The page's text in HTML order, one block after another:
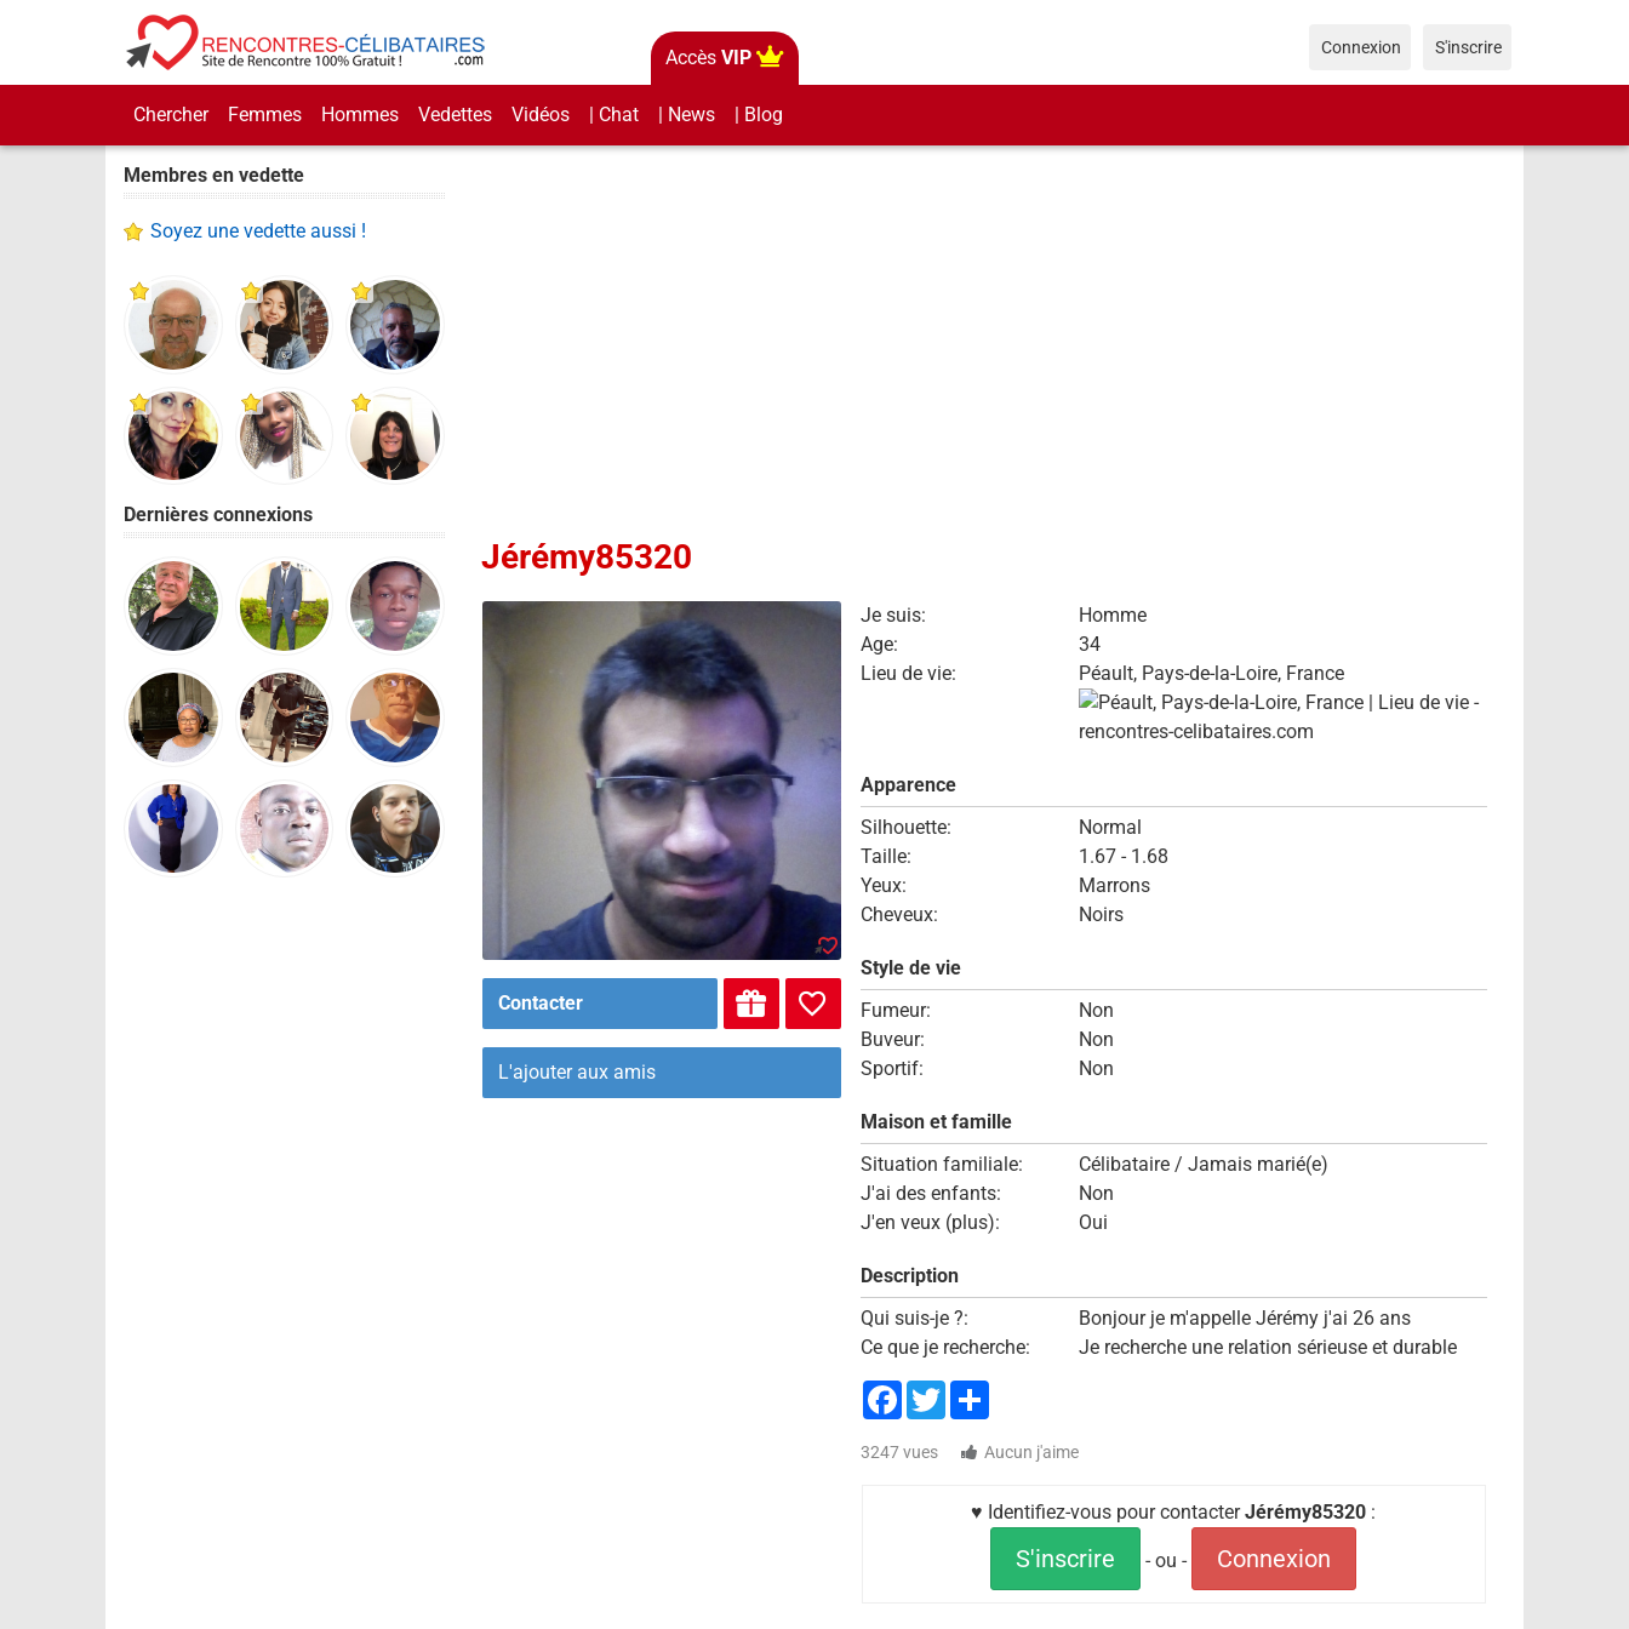
Accès VIP
Chercher Femmes Hommes Vedettes Vidéos | Chat | News | Blog
Connexion S'inscrire
Membres en vedette
Soyez une vedette aussi !
Dernières connexions
Jérémy85320
Contacter
L'ajouter aux amis
Je suis:
Homme
Age:
34
Lieu de vie:
Péault, Pays-de-la-Loire, France
Apparence
Silhouette:
Normal
Taille:
1.67 - 1.68
Yeux:
Marrons
Cheveux:
Noirs
Style de vie
Fumeur:
Non
Buveur:
Non
Sportif:
Non
Maison et famille
Situation familiale:
Célibataire / Jamais marié(e)
J'ai des enfants:
Non
J'en veux (plus):
Oui
Description
Qui suis-je ?:
Bonjour je m'appelle Jérémy j'ai 26 ans
Ce que je recherche:
Je recherche une relation sérieuse et durable
Facebook
TwitterShare
3247 vues Aucun j'aime
♥ Identifiez-vous pour contacterJérémy85320 :
S'inscrire - ou - Connexion